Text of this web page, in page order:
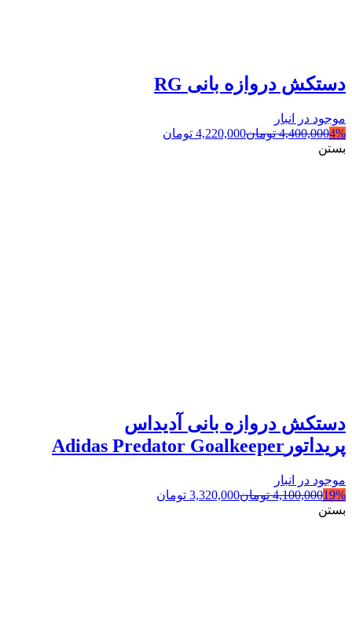
دستکش دروازه بانی RG
موجود در انبار
4%
4,400,000 تومان4,220,000 تومان
بستن
دستکش دروازه بانی آدیداس
پریداتورAdidas Predator Goalkeeper
موجود در انبار
19%
4,100,000 تومان3,320,000 تومان
بستن